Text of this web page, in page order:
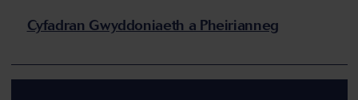
Cyfadran Gwyddoniaeth a Pheirianneg